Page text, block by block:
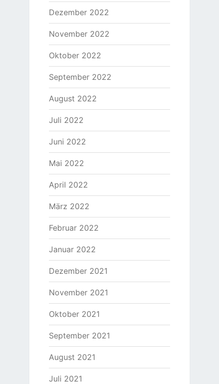
Dezember 2022
November 2022
Oktober 2022
September 2022
August 2022
Juli 2022
Juni 2022
Mai 2022
April 2022
März 2022
Februar 2022
Januar 2022
Dezember 2021
November 2021
Oktober 2021
September 2021
August 2021
Juli 2021